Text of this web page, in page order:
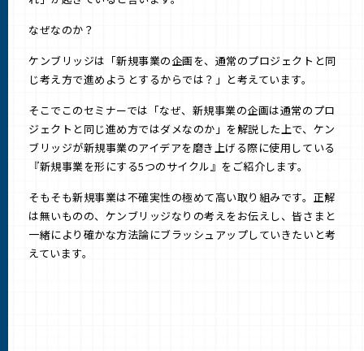
なぜなのか？
ケンブリッジは「新規事業の企画を、通常のプロジェクトと同
じ考え方で進めようとするからでは？」と考えています。
そこでこのセミナーでは「なぜ、新規事業の企画は通常のプロ
ジェクトと同じ進め方ではダメなのか」を解説した上で、ケン
ブリッジが新規事業のアイデアを磨き上げる際に使用している
『新規事業を形にする5つのサイクル』をご紹介します。
そもそも新規事業は不確実性の極めて高い取り組みです。正解
は無いものの、ケンブリッジなりの考えをお伝えし、皆さまと
一緒により確かな方法論にブラッシュアップしていきたいと考
えています。